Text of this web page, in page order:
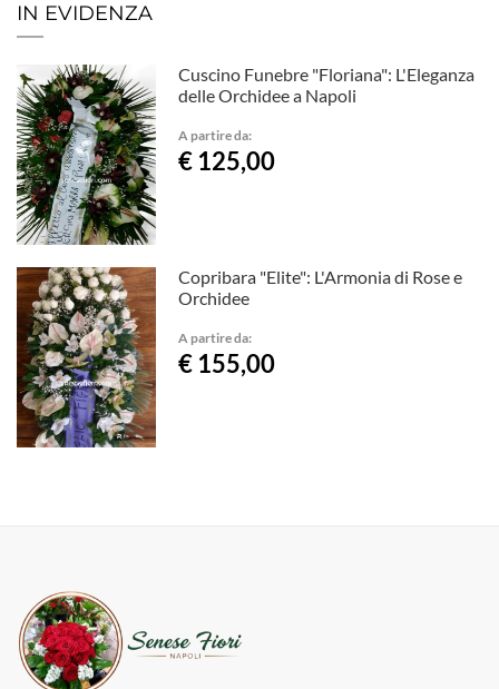
IN EVIDENZA
Cuscino Funebre "Floriana": L'Eleganza
delle Orchidee a Napoli
A partire da:
€ 125,00
Copribara "Elite": L'Armonia di Rose e
Orchidee
A partire da:
€ 155,00